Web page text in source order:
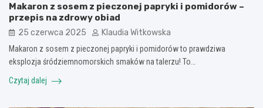
Makaron z sosem z pieczonej papryki i pomidorów –
przepis na zdrowy obiad
25 czerwca 2025 Klaudia Witkowska
Makaron z sosem z pieczonej papryki i pomidorów to prawdziwa
eksplozja śródziemnomorskich smaków na talerzu! To…
Czytaj dalej